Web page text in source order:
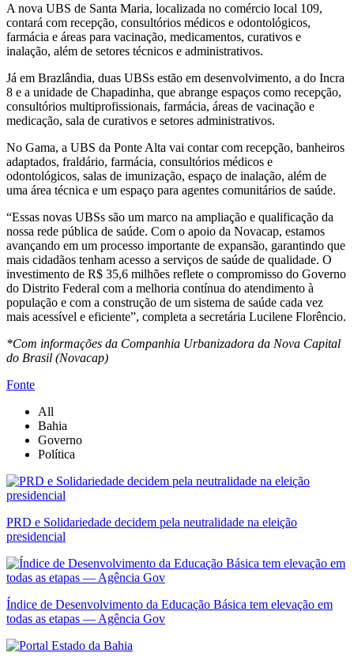
A nova UBS de Santa Maria, localizada no comércio local 109,
contará com recepção, consultórios médicos e odontológicos,
farmácia e áreas para vacinação, medicamentos, curativos e
inalação, além de setores técnicos e administrativos.
Já em Brazlândia, duas UBSs estão em desenvolvimento, a do Incra
8 e a unidade de Chapadinha, que abrange espaços como recepção,
consultórios multiprofissionais, farmácia, áreas de vacinação e
medicação, sala de curativos e setores administrativos.
No Gama, a UBS da Ponte Alta vai contar com recepção, banheiros
adaptados, fraldário, farmácia, consultórios médicos e
odontológicos, salas de imunização, espaço de inalação, além de
uma área técnica e um espaço para agentes comunitários de saúde.
“Essas novas UBSs são um marco na ampliação e qualificação da
nossa rede pública de saúde. Com o apoio da Novacap, estamos
avançando em um processo importante de expansão, garantindo que
mais cidadãos tenham acesso a serviços de saúde de qualidade. O
investimento de R$ 35,6 milhões reflete o compromisso do Governo
do Distrito Federal com a melhoria contínua do atendimento à
população e com a construção de um sistema de saúde cada vez
mais acessível e eficiente”, completa a secretária Lucilene Florêncio.
*Com informações da Companhia Urbanizadora da Nova Capital
do Brasil (Novacap)
Fonte
All
Bahia
Governo
Política
PRD e Solidariedade decidem pela neutralidade na eleição
presidencial
Índice de Desenvolvimento da Educação Básica tem elevação em
todas as etapas — Agência Gov